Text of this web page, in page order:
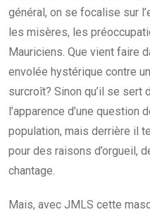
général, on se focalise sur
les misères, les
Mauriciens. Que vient faire
envolée hystérique contre
surcroît? Sinon qu’il se sert
l’apparence d’une question
population, mais derrière il
pour des raisons d’orgueil,
chantage.
Mais, avec JMLS cette